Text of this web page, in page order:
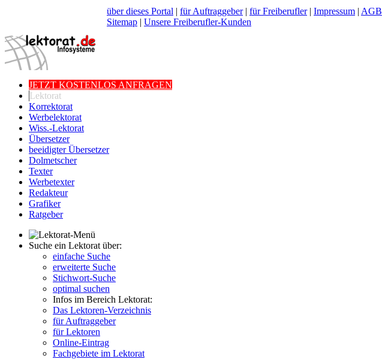
über dieses Portal | für Auftraggeber| für Freiberufler| Impressum | AGB
Sitemap | Unsere Freiberufler-Kunden
JETZT KOSTENLOS ANFRAGEN
Lektorat
Korrektorat
Werbelektorat
Wiss.-Lektorat
Übersetzer
beeidigter Übersetzer
Dolmetscher
Texter
Werbetexter
Redakteur
Grafiker
Ratgeber
Suche ein Lektorat über:
einfache Suche
erweiterte Suche
Stichwort-Suche
optimal suchen
Infos im Bereich Lektorat:
Das Lektoren-Verzeichnis
für Auftraggeber
für Lektoren
Online-Eintrag
Fachgebiete im Lektorat